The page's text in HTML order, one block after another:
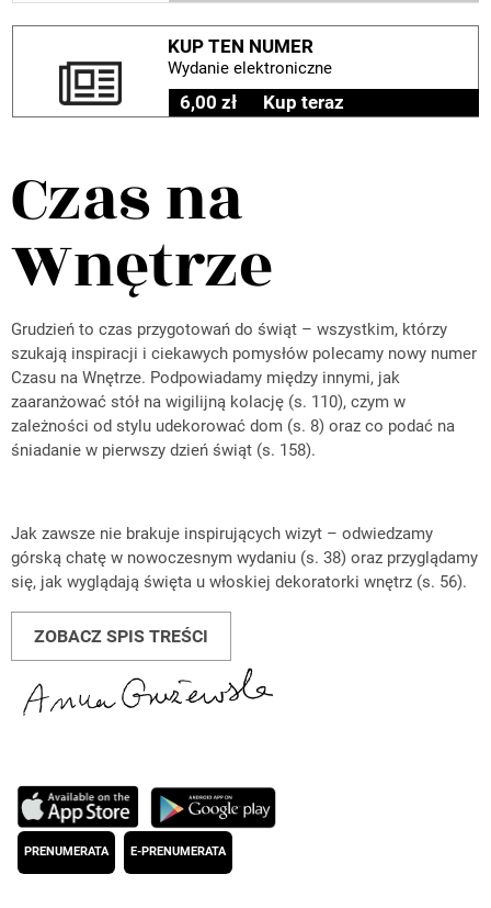
KUP TEN NUMER
Wydanie elektroniczne
6,00 zł Kup teraz
Czas na
Wnętrze
Grudzień to czas przygotowań do świąt – wszystkim, którzy
szukają inspiracji i ciekawych pomysłów polecamy nowy numer
Czasu na Wnętrze. Podpowiadamy między innymi, jak
zaaranżować stół na wigilijną kolację (s. 110), czym w
zależności od stylu udekorować dom (s. 8) oraz co podać na
śniadanie w pierwszy dzień świąt (s. 158).
Jak zawsze nie brakuje inspirujących wizyt – odwiedzamy
górską chatę w nowoczesnym wydaniu (s. 38) oraz przyglądamy
się, jak wyglądają święta u włoskiej dekoratorki wnętrz (s. 56).
ZOBACZ SPIS TREŚCI
PRENUMERATA E-PRENUMERATA